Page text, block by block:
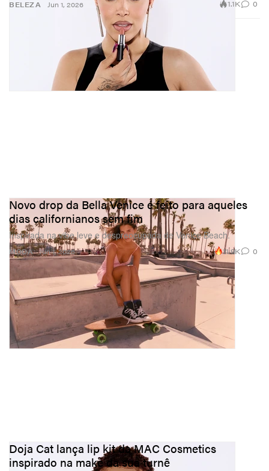
BELEZA Jun 1, 2026 1.1K 0
MODA
Novo drop da Bella Venice é feito para aqueles
dias californianos sem fim
Inspirada na vibe leve e despreocupada de Venice Beach.
Jun 1, 2026 11.9K 0
Doja Cat lança lip kit da MAC Cosmetics
inspirado na make da sua turnê